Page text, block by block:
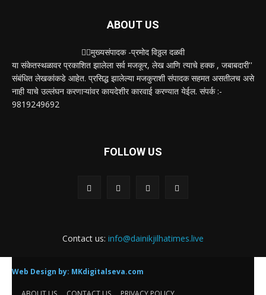
ABOUT US
✍🏻मुख्यसंपादक -प्रमोद विठ्ठल दळवी
या संकेतस्थळावर प्रकाशित झालेला सर्व मजकूर, लेख आणि त्याचे हक्क , जबाबदारी''
संबंधित लेखकांकडे आहेत. प्रसिद्ध झालेल्या मजकुराशी संपादक सहमत असतीलच असे
नाही याचे उल्लंघन करणाऱ्यांवर कायदेशीर कारवाई करण्यात येईल. संपर्क :-
9819249692
FOLLOW US
Contact us: info@dainikjilhatimes.live
Web Design by: MKdigitalseva.com